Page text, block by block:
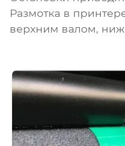
Размотка в
верхним валом,